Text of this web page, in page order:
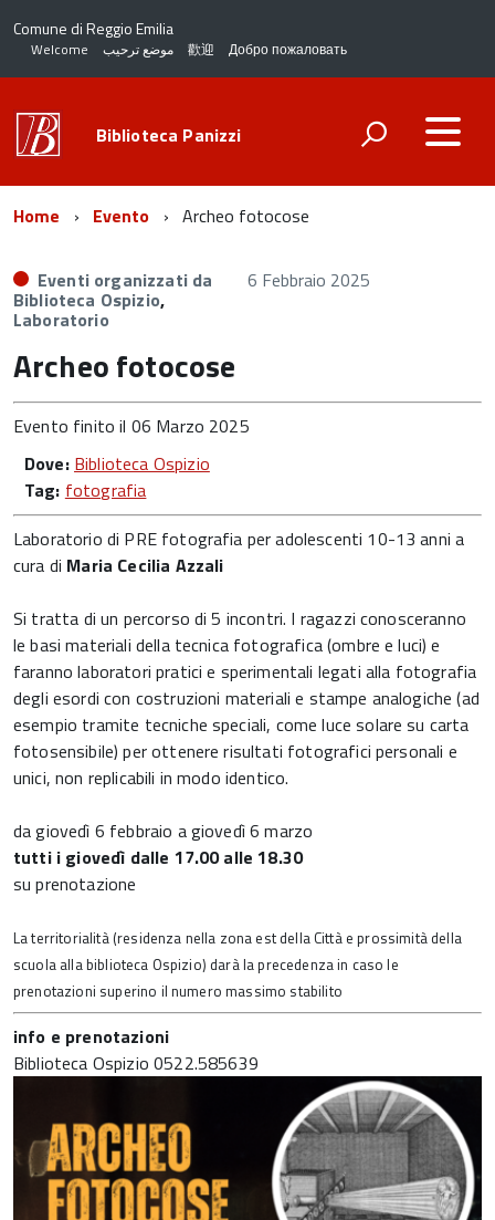
Comune di Reggio Emilia
Welcome موضع ترحيب 歡迎 Добро пожаловать
Biblioteca Panizzi
Home Evento Archeo fotocose
Eventi organizzati da
Biblioteca Ospizio,
Laboratorio
6 Febbraio 2025
Archeo fotocose
Evento finito il 06 Marzo 2025
Dove: Biblioteca Ospizio
Tag: fotografia
Laboratorio di PRE fotografia per adolescenti 10-13 anni a
cura di Maria Cecilia Azzali
Si tratta di un percorso di 5 incontri. I ragazzi conosceranno
le basi materiali della tecnica fotografica (ombre e luci) e
faranno laboratori pratici e sperimentali legati alla fotografia
degli esordi con costruzioni materiali e stampe analogiche (ad
esempio tramite tecniche speciali, come luce solare su carta
fotosensibile) per ottenere risultati fotografici personali e
unici, non replicabili in modo identico.
da giovedì 6 febbraio a giovedì 6 marzo
tutti i giovedì dalle 17.00 alle 18.30
su prenotazione
La territorialità (residenza nella zona est della Città e prossimità della
scuola alla biblioteca Ospizio) darà la precedenza in caso le
prenotazioni superino il numero massimo stabilito
info e prenotazioni
Biblioteca Ospizio 0522.585639